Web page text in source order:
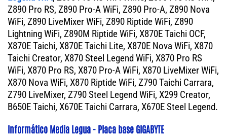
Z890 Pro RS, Z890 Pro-A WiFi, Z890 Pro-A, Z890 Nova
WiFi, Z890 LiveMixer WiFi, Z890 Riptide WiFi, Z890
Lightning WiFi, Z890M Riptide WiFi, X870E Taichi OCF,
X870E Taichi, X870E Taichi Lite, X870E Nova WiFi, X870
Taichi Creator, X870 Steel Legend WiFi, X870 Pro RS
WiFi, X870 Pro RS, X870 Pro-A WiFi, X870 LiveMixer WiFi,
X870 Nova WiFi, X870 Riptide WiFi, Z790 Taichi Carrara,
Z790 LiveMixer, Z790 Steel Legend WiFi, X299 Creator,
B650E Taichi, X670E Taichi Carrara, X670E Steel Legend.
Informático Media Legua - Placa base GIGABYTE